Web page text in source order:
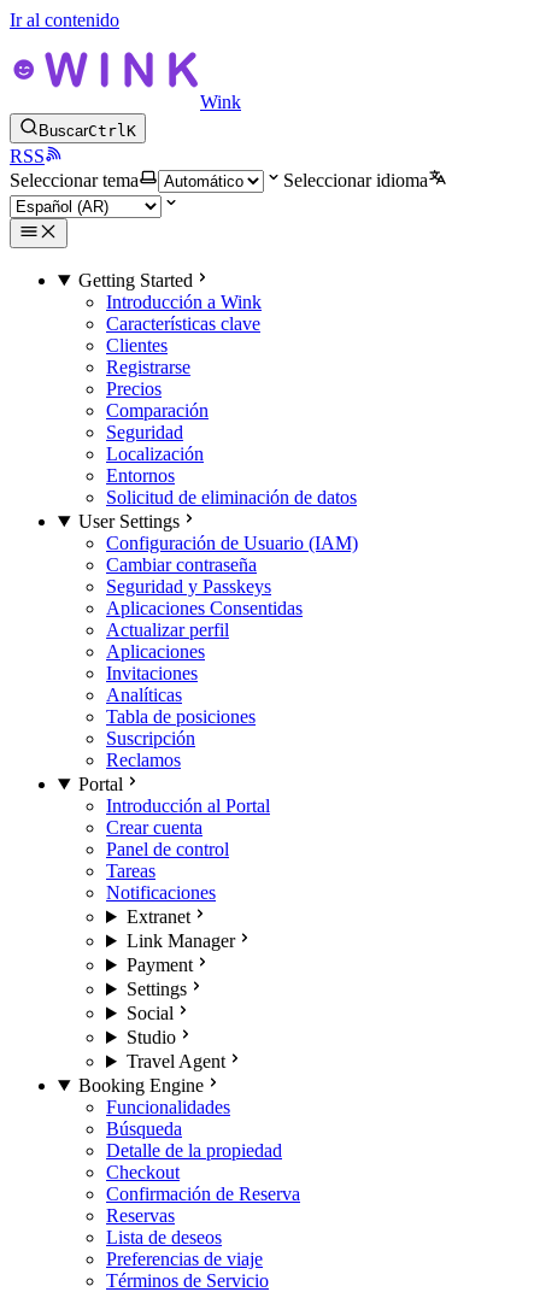
Ir al contenido
Wink
BuscarCtrlK
RSS
Seleccionar tema
Seleccionar idioma
Getting Started
Introducción a Wink
Características clave
Clientes
Registrarse
Precios
Comparación
Seguridad
Localización
Entornos
Solicitud de eliminación de datos
User Settings
Configuración de Usuario (IAM)
Cambiar contraseña
Seguridad y Passkeys
Aplicaciones Consentidas
Actualizar perfil
Aplicaciones
Invitaciones
Analíticas
Tabla de posiciones
Suscripción
Reclamos
Portal
Introducción al Portal
Crear cuenta
Panel de control
Tareas
Notificaciones
Extranet
Link Manager
Payment
Settings
Social
Studio
Travel Agent
Booking Engine
Funcionalidades
Búsqueda
Detalle de la propiedad
Checkout
Confirmación de Reserva
Reservas
Lista de deseos
Preferencias de viaje
Términos de Servicio